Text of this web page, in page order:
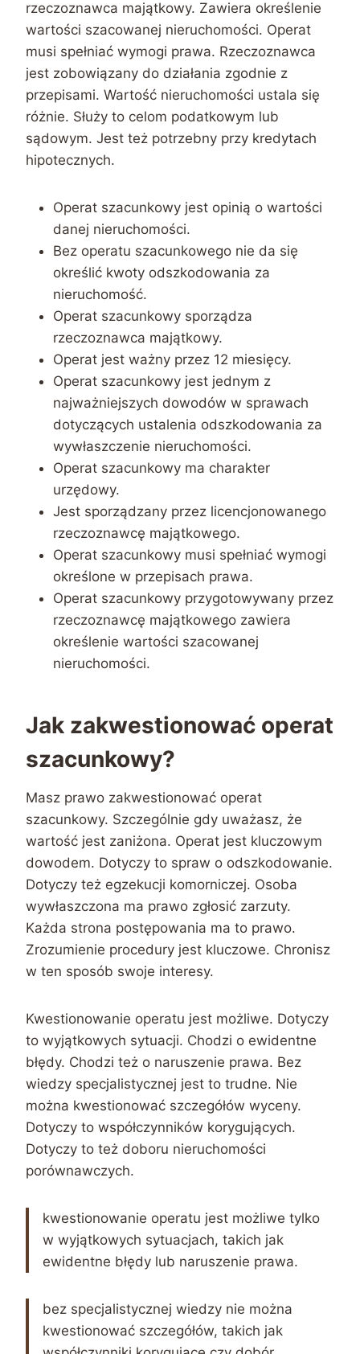
rzeczoznawca majątkowy. Zawiera określenie
wartości szacowanej nieruchomości. Operat
musi spełniać wymogi prawa. Rzeczoznawca
jest zobowiązany do działania zgodnie z
przepisami. Wartość nieruchomości ustala się
różnie. Służy to celom podatkowym lub
sądowym. Jest też potrzebny przy kredytach
hipotecznych.
Operat szacunkowy jest opinią o wartości
danej nieruchomości.
Bez operatu szacunkowego nie da się
określić kwoty odszkodowania za
nieruchomość.
Operat szacunkowy sporządza
rzeczoznawca majątkowy.
Operat jest ważny przez 12 miesięcy.
Operat szacunkowy jest jednym z
najważniejszych dowodów w sprawach
dotyczących ustalenia odszkodowania za
wywłaszczenie nieruchomości.
Operat szacunkowy ma charakter
urzędowy.
Jest sporządzany przez licencjonowanego
rzeczoznawcę majątkowego.
Operat szacunkowy musi spełniać wymogi
określone w przepisach prawa.
Operat szacunkowy przygotowywany przez
rzeczoznawcę majątkowego zawiera
określenie wartości szacowanej
nieruchomości.
Jak zakwestionować operat
szacunkowy?
Masz prawo zakwestionować operat
szacunkowy. Szczególnie gdy uważasz, że
wartość jest zaniżona. Operat jest kluczowym
dowodem. Dotyczy to spraw o odszkodowanie.
Dotyczy też egzekucji komorniczej. Osoba
wywłaszczona ma prawo zgłosić zarzuty.
Każda strona postępowania ma to prawo.
Zrozumienie procedury jest kluczowe. Chronisz
w ten sposób swoje interesy.
Kwestionowanie operatu jest możliwe. Dotyczy
to wyjątkowych sytuacji. Chodzi o ewidentne
błędy. Chodzi też o naruszenie prawa. Bez
wiedzy specjalistycznej jest to trudne. Nie
można kwestionować szczegółów wyceny.
Dotyczy to współczynników korygujących.
Dotyczy to też doboru nieruchomości
porównawczych.
kwestionowanie operatu jest możliwe tylko
w wyjątkowych sytuacjach, takich jak
ewidentne błędy lub naruszenie prawa.
bez specjalistycznej wiedzy nie można
kwestionować szczegółów, takich jak